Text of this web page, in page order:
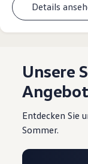
Details
Unsere
Entdecken Sie
Sommer.